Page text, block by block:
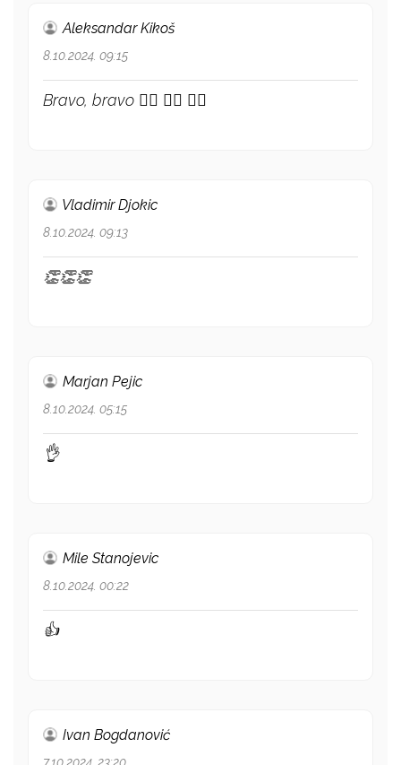
Aleksandar Kikoš
8.10.2024. 09:15
Bravo, bravo 👍🏻 👍🏻 👍🏻
Vladimir Djokic
8.10.2024. 09:13
👏👏👏
Marjan Pejic
8.10.2024. 05:15
👌
Mile Stanojevic
8.10.2024. 00:22
👍
Ivan Bogdanović
7.10.2024. 23:20